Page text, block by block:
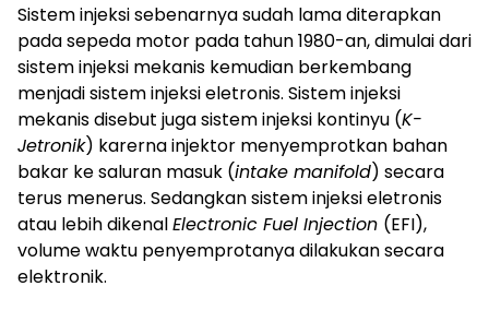
Sistem injeksi sebenarnya sudah lama diterapkan
pada sepeda motor pada tahun 1980-an, dimulai dari
sistem injeksi mekanis kemudian berkembang
menjadi sistem injeksi eletronis. Sistem injeksi
mekanis disebut juga sistem injeksi kontinyu (K-
Jetronik) karerna injektor menyemprotkan bahan
bakar ke saluran masuk (intake manifold) secara
terus menerus. Sedangkan sistem injeksi eletronis
atau lebih dikenalElectronic Fuel Injection (EFI),
volume waktu penyemprotanya dilakukan secara
elektronik.